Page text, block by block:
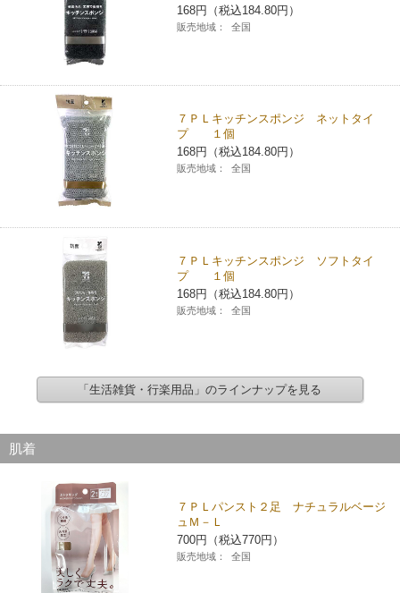
168円（税込184.80円）
販売地域： 全国
７ＰＬキッチンスポンジ ネットタイ
プ １個
168円（税込184.80円）
販売地域： 全国
７ＰＬキッチンスポンジ ソフトタイ
プ １個
168円（税込184.80円）
販売地域： 全国
「生活雑貨・行楽用品」のラインナップを見る
肌着
７ＰＬパンスト２足 ナチュラルベージ
ュＭ－Ｌ
700円（税込770円）
販売地域： 全国